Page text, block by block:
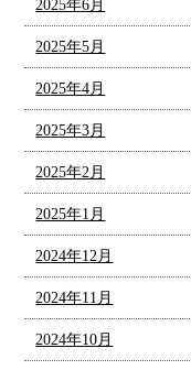
2025年6月
2025年5月
2025年4月
2025年3月
2025年2月
2025年1月
2024年12月
2024年11月
2024年10月